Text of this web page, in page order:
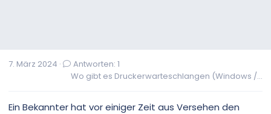
7. März 2024
Antworten: 1
Wo gibt es Druckerwarteschlangen (Windows /...
Ein Bekannter hat vor einiger Zeit aus Versehen den